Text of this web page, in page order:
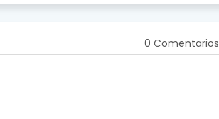
0 Comentarios